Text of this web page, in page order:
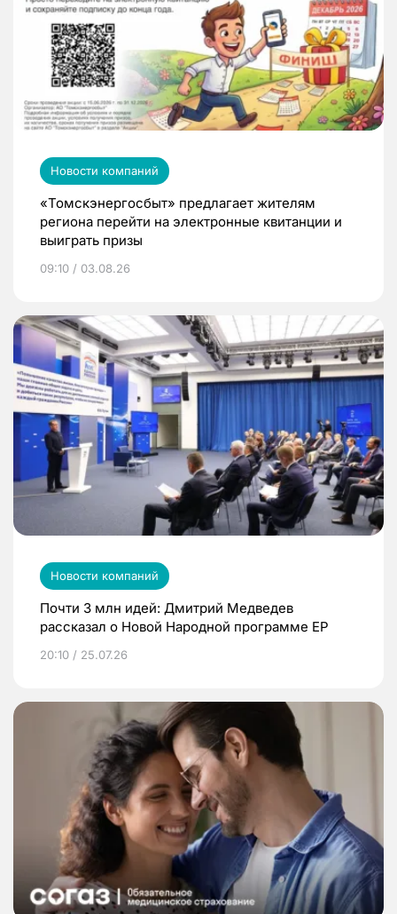
Новости компаний
«Томскэнергосбыт» предлагает жителям
региона перейти на электронные квитанции и
выиграть призы
09:10 / 03.08.26
Новости компаний
Почти 3 млн идей: Дмитрий Медведев
рассказал о Новой Народной программе ЕР
20:10 / 25.07.26